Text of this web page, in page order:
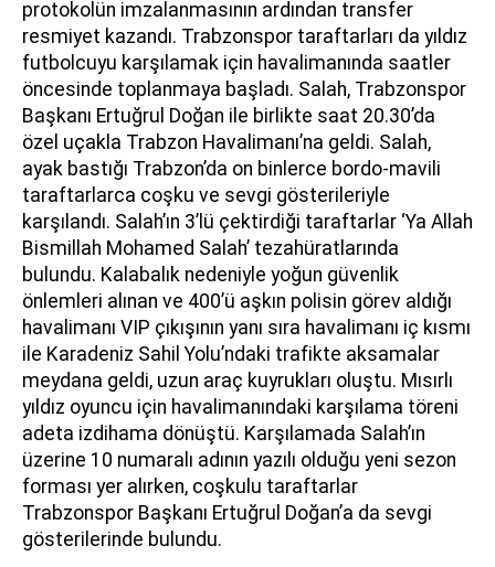
protokolün imzalanmasının ardından transfer
resmiyet kazandı. Trabzonspor taraftarları da yıldız
futbolcuyu karşılamak için havalimanında saatler
öncesinde toplanmaya başladı. Salah, Trabzonspor
Başkanı Ertuğrul Doğan ile birlikte saat 20.30’da
özel uçakla Trabzon Havalimanı’na geldi. Salah,
ayak bastığı Trabzon’da on binlerce bordo-mavili
taraftarlarca coşku ve sevgi gösterileriyle
karşılandı. Salah’ın 3’lü çektirdiği taraftarlar ‘Ya Allah
Bismillah Mohamed Salah’ tezahüratlarında
bulundu. Kalabalık nedeniyle yoğun güvenlik
önlemleri alınan ve 400’ü aşkın polisin görev aldığı
havalimanı VIP çıkışının yanı sıra havalimanı iç kısmı
ile Karadeniz Sahil Yolu’ndaki trafikte aksamalar
meydana geldi, uzun araç kuyrukları oluştu. Mısırlı
yıldız oyuncu için havalimanındaki karşılama töreni
adeta izdihama dönüştü. Karşılamada Salah’ın
üzerine 10 numaralı adının yazılı olduğu yeni sezon
forması yer alırken, coşkulu taraftarlar
Trabzonspor Başkanı Ertuğrul Doğan’a da sevgi
gösterilerinde bulundu.